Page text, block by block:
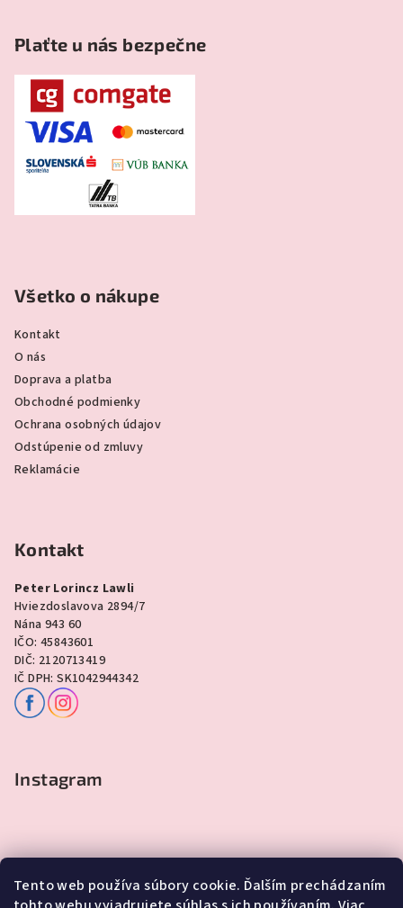
Tento web používa súbory cookie. Ďalším prechádzaním
Plaťte u nás bezpečne
Všetko o nákupe
Kontakt
O nás
Doprava a platba
Obchodné podmienky
Ochrana osobných údajov
Odstúpenie od zmluvy
Reklamácie
Kontakt
Peter Lorincz Lawli
Hviezdoslavova 2894/7
Nána 943 60
IČO: 45843601
DIČ: 2120713419
IČ DPH: SK1042944342
Instagram